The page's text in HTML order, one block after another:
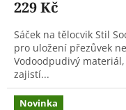
229 Kč
Sáček na tělocvik Stil
pro uložení přezůvek
Vodoodpudivý
zajistí...
Novinka